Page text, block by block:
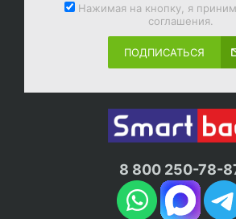
Нажимая на кнопку, я
соглашения.
ПОДПИСАТЬСЯ
8 800 250-78-